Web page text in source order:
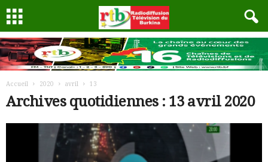
Accueil 2020 avril 13
Archives quotidiennes : 13 avril 2020